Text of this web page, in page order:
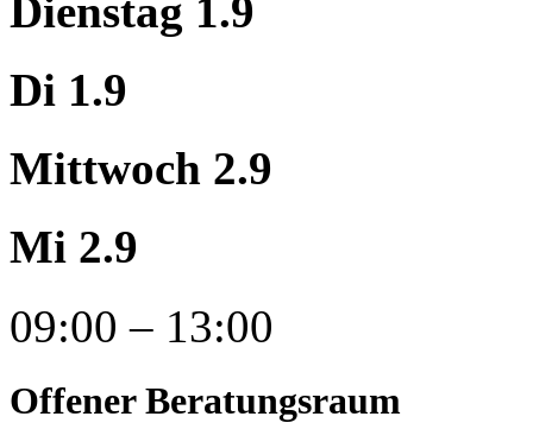
Dienstag 1.9
Di 1.9
Mittwoch 2.9
Mi 2.9
09:00 – 13:00
Offener Beratungsraum